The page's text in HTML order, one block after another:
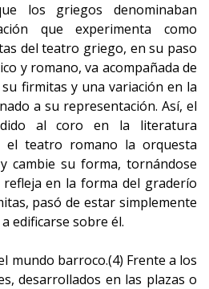
los griegos denominaban
que experimenta como
del teatro griego, en su paso
y romano, va acompañada de
firmitas y una variación en la
a su representación. Así, el
al coro en la literatura
el teatro romano la orquesta
cambie su forma, tornándose
en la forma del graderío
pasó de estar simplemente
edificarse sobre él.
mundo barroco.(4) Frente a los
desarrollados en las plazas o